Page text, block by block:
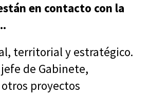
en contacto con la
territorial y estratégico.
de Gabinete,
proyectos